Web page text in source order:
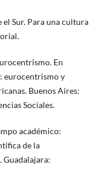
el Sur. Para una cultura
En
eurocentrismo y
Buenos Aires:
Sociales.
académico:
de la
Guadalajara: